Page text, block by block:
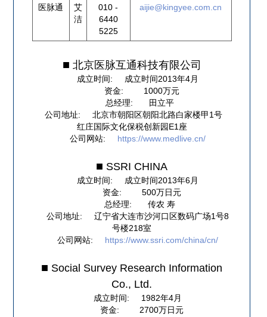
医脉通
艾
洁
010 -
6440
5225
aijie@kingyee.com.cn
北京医脉互通科技有限公司
成立时间
成立时间2013年4月
资金
1000万元
总经理
田立平
公司地址
北京市朝阳区朝阳北路白家楼甲1号
红庄国际文化保税创新园E1座
公司网站
https://www.medlive.cn/
SSRI CHINA
成立时间
成立时间2013年6月
资金
500万日元
总经理
传农 寿
公司地址
辽宁省大连市沙河口区数码广场1号8
号楼218室
公司网站
https://www.ssri.com/china/cn/
Social Survey Research Information
Co., Ltd.
成立时间
1982年4月
资金
2700万日元